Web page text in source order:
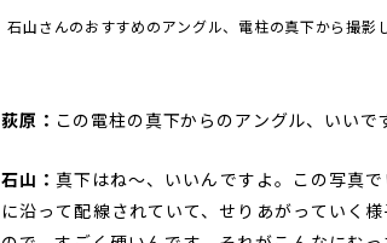
石山さんのおすすめのアングル、電柱の真下から撮
荻原： この電柱の真下からのアングル、いいで
石山： 真下はね～、いいんですよ。この写真で
に沿って配線されていて、せりあがっていく